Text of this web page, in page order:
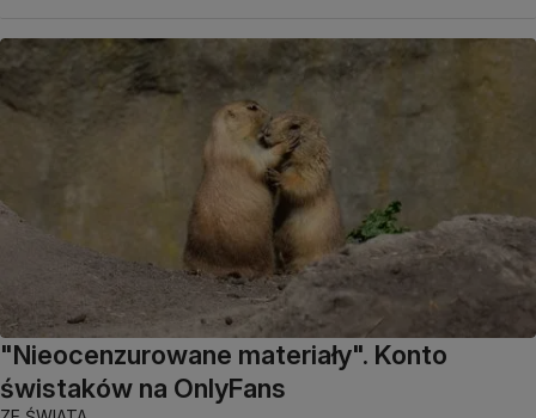
"Nieocenzurowane materiały". Konto
świstaków na OnlyFans